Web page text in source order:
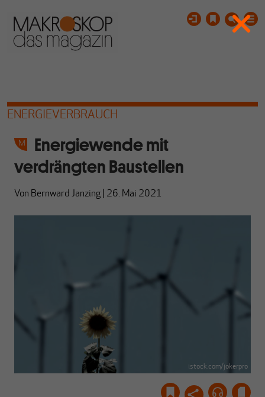
ENERGIEVERBRAUCH
Energiewende mit
verdrängten Baustellen
Von Bernward Janzing 26. Mai 2021
istock.com/jokerpro